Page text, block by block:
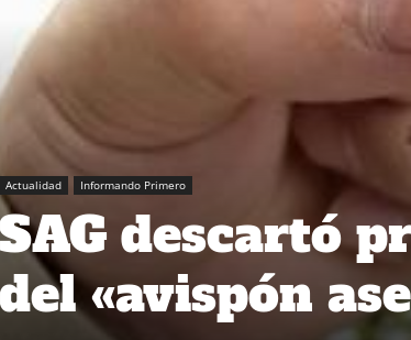
Actualidad Informando Primero
SAG descartó
del «avispón